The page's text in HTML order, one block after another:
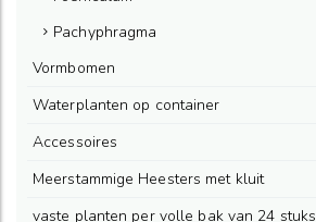
Pachyphragma
Vormbomen
Waterplanten op container
Accessoires
Meerstammige Heesters met kluit
vaste planten per volle bak van 24 stuks